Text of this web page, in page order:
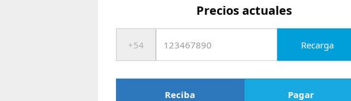
Precios actuales
Recarga
Reciba Pagar